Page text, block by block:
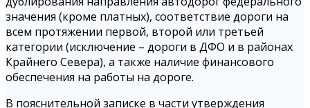
значения (кроме платных), соответствие дороги на
всем протяжении первой, второй или третьей
категории (исключение – дороги в ДФО и в районах
Крайнего Севера), а также наличие финансового
обеспечения на работы на дороге.
В пояснительной записке в части утверждения